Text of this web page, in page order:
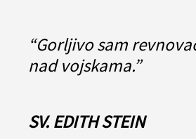
“Gorljivo sam
nad vojskama.”
SV. EDITH STEIN